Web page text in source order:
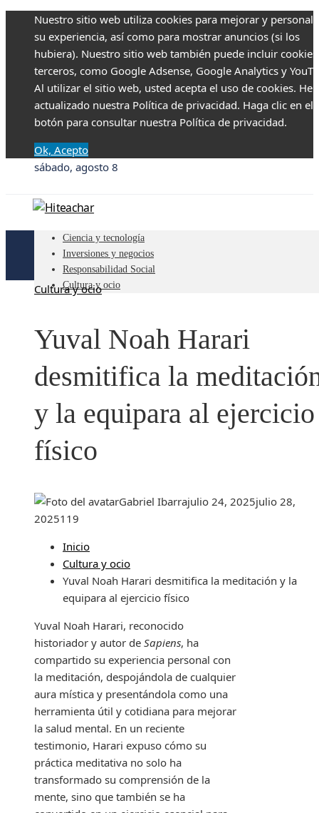
Nuestro sitio web utiliza cookies para mejorar y
su experiencia, así como para mostrar anuncios (si los
hubiera). Nuestro sitio web también puede incluir
terceros, como Google Adsense, Google Analytics y
Al utilizar el sitio web, usted acepta el uso de cookies.
actualizado nuestra Política de privacidad. Haga clic en el
botón para consultar nuestra Política de privacidad.
Ok, Acepto
sábado, agosto 8
Ciencia y tecnología
Inversiones y negocios
Responsabilidad Social
Cultura y ocio
Cultura y ocio
Yuval Noah Harari
desmitifica la
y la equipara al ejercicio
físico
Gabriel Ibarrajulio 24, 2025julio 28,
2025119
Inicio
Cultura y ocio
Yuval Noah Harari desmitifica la meditación y la
equipara al ejercicio físico
Yuval Noah Harari, reconocido
historiador y autor de Sapiens, ha
compartido su experiencia personal con
la meditación, despojándola de cualquier
aura mística y presentándola como una
herramienta útil y cotidiana para mejorar
la salud mental. En un reciente
testimonio, Harari expuso cómo su
práctica meditativa no solo ha
transformado su comprensión de la
mente, sino que también se ha